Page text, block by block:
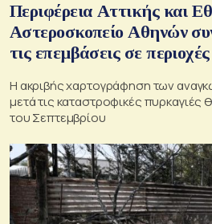
Περιφέρεια Αττικής και
Αστεροσκοπείο Αθηνών
τις επεμβάσεις σε
Η ακριβής χαρτογράφηση των
μετά τις καταστροφικές
του Σεπτεμβρίου